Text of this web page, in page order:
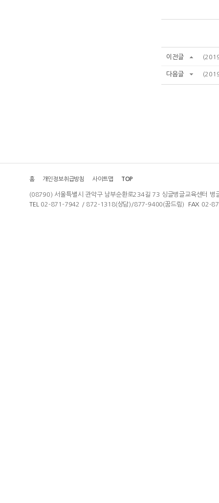
이전글
다음글
홈 개인정보취급방침 사이트맵 TOP
(08790) 서울특별시 관악구 남부순환로234길 73 싱글벙글교육센터 벙
TEL
02-871-7942 / 872-1318(상담)/877-9400(꿈드림) FAX 02-